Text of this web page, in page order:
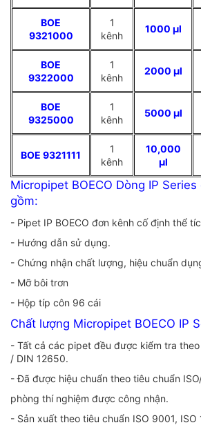
BOE
9321000
1
kênh
1000 µl
BOE
9322000
1
kênh
2000 µl
BOE
9325000
1
kênh
5000 µl
BOE 9321111
1
kênh
10,000
µl
Micropipet BOECO Dòng IP
gồm:
- Pipet IP BOECO đơn kênh cố định thể
- Hướng dẫn sử dụng.
- Chứng nhận chất lượng, hiệu chuẩn
- Mỡ bôi trơn
- Hộp típ côn 96 cái
Chất lượng Micropipet BOECO IP
- Tất cả các pipet đều được kiểm tra
/ DIN 12650.
- Đã được hiệu chuẩn theo tiêu chuẩn
phòng thí nghiệm được công nhận.
- Sản xuất theo tiêu chuẩn ISO 9001, ISO